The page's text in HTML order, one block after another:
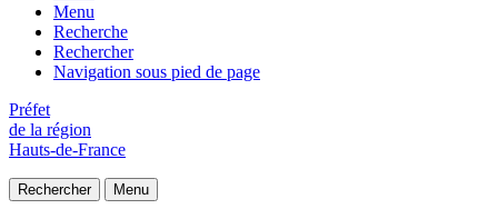
Menu
Recherche
Rechercher
Navigation sous pied de page
Préfet
de la région
Hauts-de-France
Rechercher Menu